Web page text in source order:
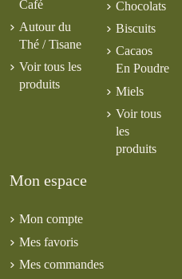
Café
Autour du
Thé / Tisane
Voir tous les
produits
Chocolats
Biscuits
Cacaos
En Poudre
Miels
Voir tous
les
produits
Mon espace
Mon compte
Mes favoris
Mes commandes